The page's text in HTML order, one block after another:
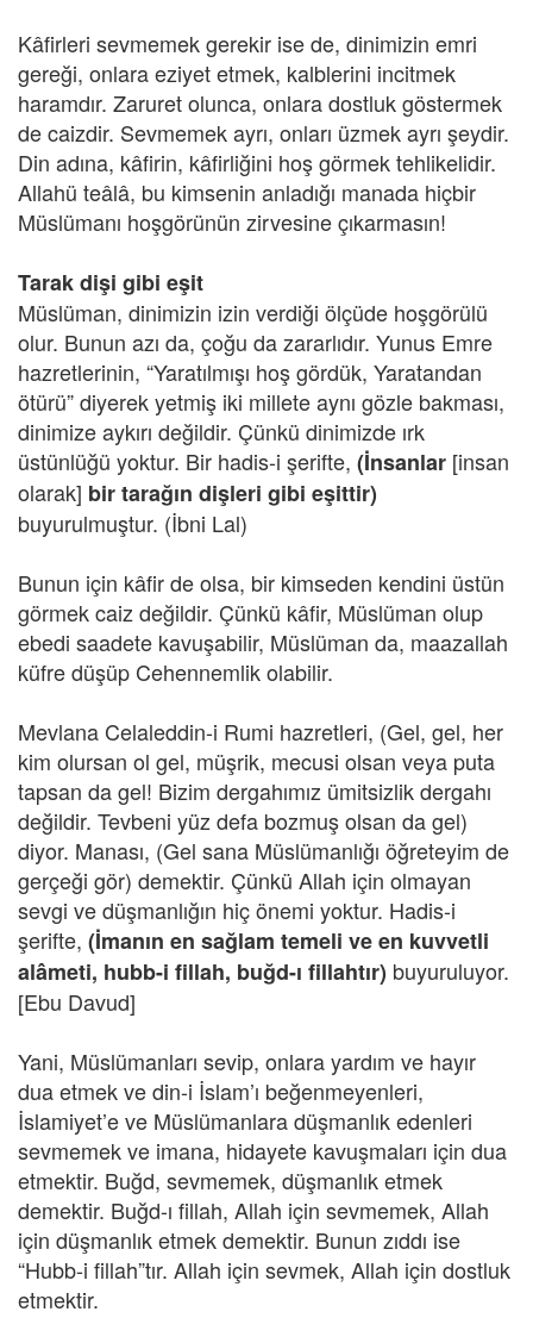
Kâfirleri sevmemek gerekir ise de, dinimizin emri
gereği, onlara eziyet etmek, kalblerini incitmek
haramdır. Zaruret olunca, onlara dostluk göstermek
de caizdir. Sevmemek ayrı, onları üzmek ayrı şeydir.
Din adına, kâfirin, kâfirliğini hoş görmek tehlikelidir.
Allahü teâlâ, bu kimsenin anladığı manada hiçbir
Müslümanı hoşgörünün zirvesine çıkarmasın!
Tarak dişi gibi eşit
Müslüman, dinimizin izin verdiği ölçüde hoşgörülü
olur. Bunun azı da, çoğu da zararlıdır. Yunus Emre
hazretlerinin, “Yaratılmışı hoş gördük, Yaratandan
ötürü” diyerek yetmiş iki millete aynı gözle bakması,
dinimize aykırı değildir. Çünkü dinimizde ırk
üstünlüğü yoktur. Bir hadis-i şerifte, (İnsanlar [insan
olarak] bir tarağın dişleri gibi eşittir)
buyurulmuştur. (İbni Lal)
Bunun için kâfir de olsa, bir kimseden kendini üstün
görmek caiz değildir. Çünkü kâfir, Müslüman olup
ebedi saadete kavuşabilir, Müslüman da, maazallah
küfre düşüp Cehennemlik olabilir.
Mevlana Celaleddin-i Rumi hazretleri, (Gel, gel, her
kim olursan ol gel, müşrik, mecusi olsan veya puta
tapsan da gel! Bizim dergahımız ümitsizlik dergahı
değildir. Tevbeni yüz defa bozmuş olsan da gel)
diyor. Manası, (Gel sana Müslümanlığı öğreteyim de
gerçeği gör) demektir. Çünkü Allah için olmayan
sevgi ve düşmanlığın hiç önemi yoktur. Hadis-i
şerifte, (İmanın en sağlam temeli ve en kuvvetli
alâmeti, hubb-i fillah, buğd-ı fillahtır) buyuruluyor.
[Ebu Davud]
Yani, Müslümanları sevip, onlara yardım ve hayır
dua etmek ve din-i İslam’ı beğenmeyenleri,
İslamiyet’e ve Müslümanlara düşmanlık edenleri
sevmemek ve imana, hidayete kavuşmaları için dua
etmektir. Buğd, sevmemek, düşmanlık etmek
demektir. Buğd-ı fillah, Allah için sevmemek, Allah
için düşmanlık etmek demektir. Bunun zıddı ise
“Hubb-i fillah”tır. Allah için sevmek, Allah için dostluk
etmektir.